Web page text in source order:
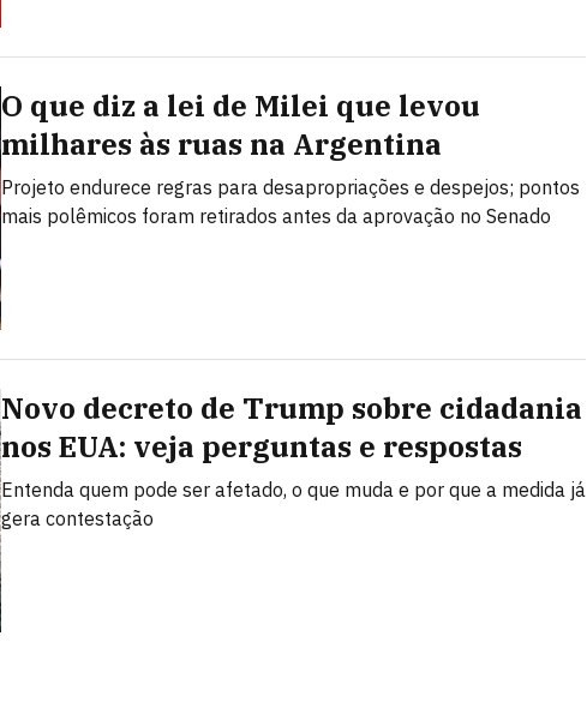
O que diz a lei de Milei que levou
milhares às ruas na Argentina
Projeto endurece regras para desapropriações e despejos; pontos
mais polêmicos foram retirados antes da aprovação no Senado
Novo decreto de Trump sobre cidadania
nos EUA: veja perguntas e respostas
Entenda quem pode ser afetado, o que muda e por que a medida já
gera contestação